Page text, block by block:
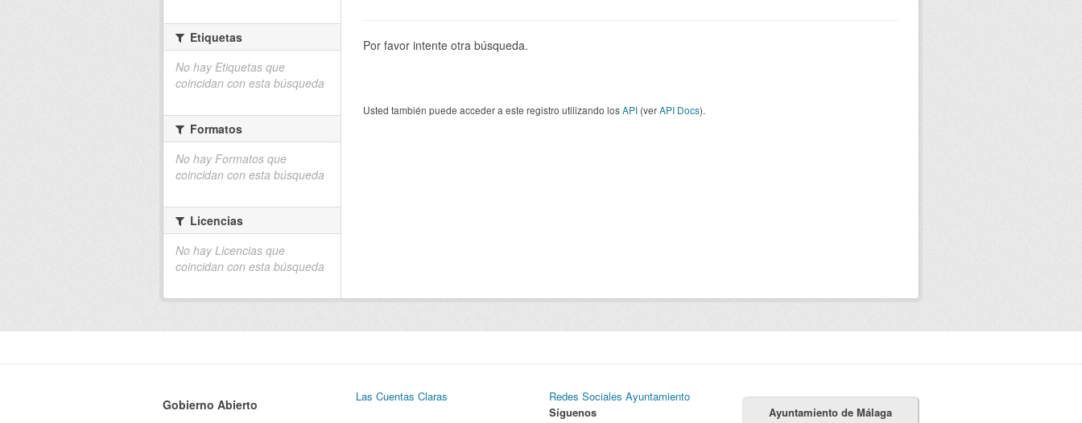
Por favor intente otra búsqueda.
Usted también puede acceder a este registro utilizando losAPI (verAPI Docs).
Etiquetas
No hay Etiquetas que
coincidan con esta búsqueda
Formatos
No hay Formatos que
coincidan con esta búsqueda
Licencias
No hay Licencias que
coincidan con esta búsqueda
Gobierno Abierto
Las Cuentas Claras
Redes Sociales Ayuntamiento
Síguenos
Ayuntamiento de Málaga